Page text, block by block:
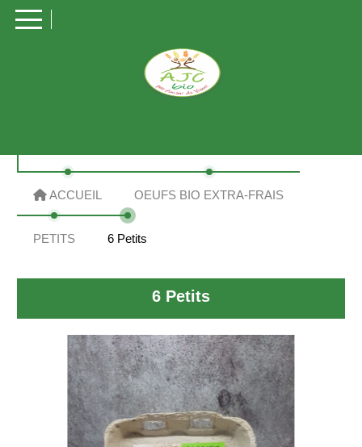
ACCUEIL OEUFS BIO EXTRA-FRAIS
PETITS 6 Petits
6 Petits